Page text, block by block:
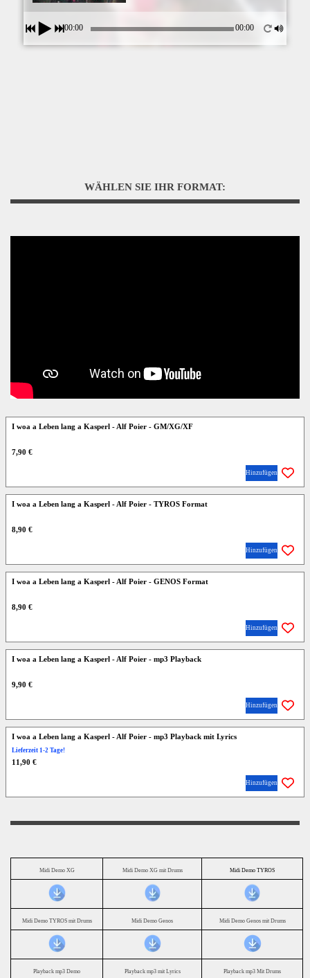
00:00 00:00
WÄHLEN SIE IHR FORMAT:
I woa a Leben lang a Kasperl - Alf Poier - GM/XG/XF
7,90 €
Hinzufügen
I woa a Leben lang a Kasperl - Alf Poier - TYROS Format
8,90 €
Hinzufügen
I woa a Leben lang a Kasperl - Alf Poier - GENOS Format
8,90 €
Hinzufügen
I woa a Leben lang a Kasperl - Alf Poier - mp3 Playback
9,90 €
Hinzufügen
I woa a Leben lang a Kasperl - Alf Poier - mp3 Playback mit Lyrics
Lieferzeit 1-2 Tage!
11,90 €
Hinzufügen
Midi Demo XG Midi Demo XG mit Drums Midi Demo TYROS
Midi Demo TYROS mit Drums Midi Demo Genos Midi Demo Genos mit Drums
Playback mp3 Demo Playback mp3 mit Lyrics Playback mp3 Mit Drums